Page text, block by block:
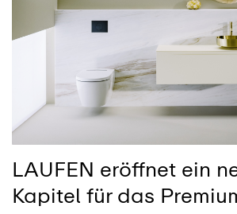
LAUFEN eröffnet ein
Kapitel für das